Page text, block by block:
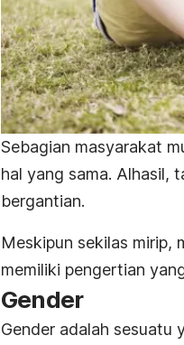
Sebagian masyarakat
hal yang sama. Alhasil,
bergantian.
Meskipun sekilas mirip,
memiliki pengertian
Gender
Gender adalah sesuatu